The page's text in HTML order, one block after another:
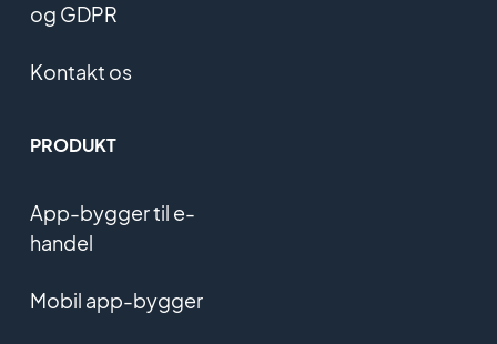
og GDPR
Kontakt os
PRODUKT
App-bygger til e-
handel
Mobil app-bygger